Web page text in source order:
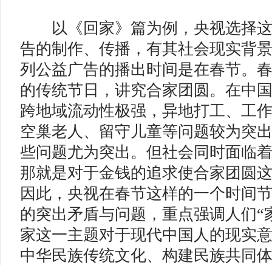
以《回家》篇为例，央视选择这
告的制作、传播，有其社会现实背
列公益广告的播出时间是在春节。
的传统节日，讲究合家团圆。在中
跨地域流动性极强，异地打工、工
空巢老人、留守儿童等问题较为突
些问题尤为突出。但社会同时面临
那就是对于金钱的追求使合家团圆
因此，央视在春节这样的一个时间
的突出矛盾与问题，重点强调人们“
家这一主题对于现代中国人的现实
中华民族传统文化、构建民族共同